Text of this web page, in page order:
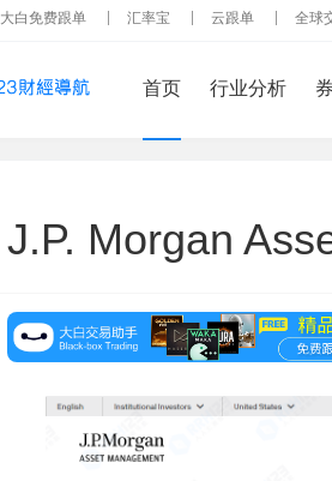
大白免费跟单 汇率宝 云跟单 全球
首页 行业分析
J.P. Morgan